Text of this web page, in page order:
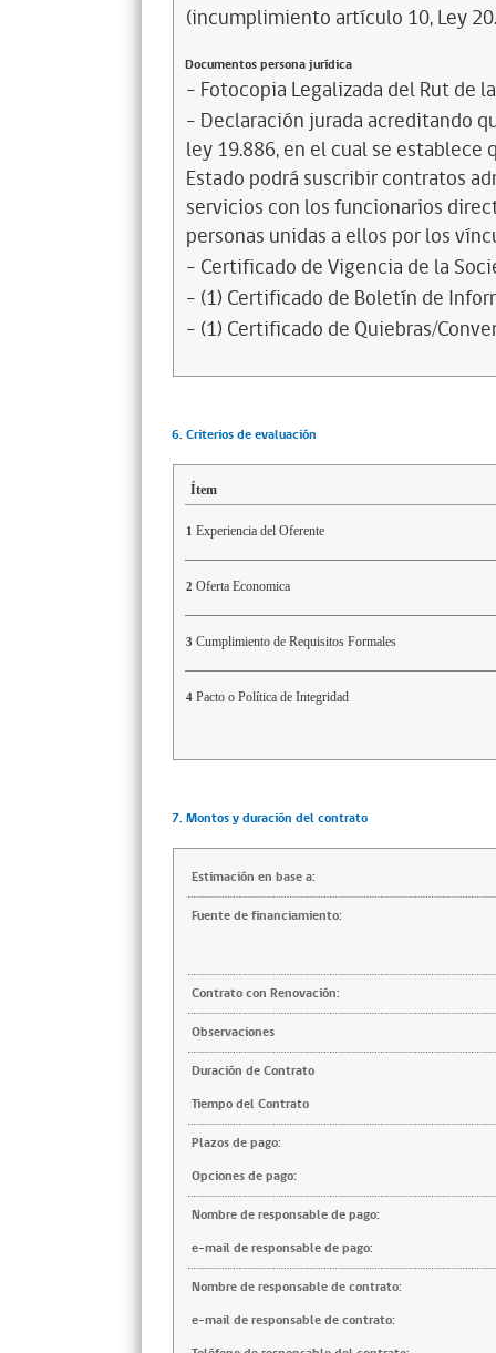
(incumplimiento artículo 10, Ley
Documentos persona jurídica
- Fotocopia Legalizada del Rut de
- Declaración jurada acreditando
ley 19.886, en el cual se
Estado podrá suscribir contratos
servicios con los funcionarios
personas unidas a ellos por los
- Certificado de Vigencia de la
- (1) Certificado de Boletín de
- (1) Certificado de Quiebras/
6. Criterios de evaluación
Ítem
1 Experiencia del Oferente
2 Oferta Economica
3 Cumplimiento de Requisitos Formales
4 Pacto o Política de Integridad
7. Montos y duración del contrato
Estimación en base a:
Fuente de financiamiento:
Contrato con Renovación:
Observaciones
Duración de Contrato
Tiempo del Contrato
Plazos de pago:
Opciones de pago:
Nombre de responsable de pago:
e-mail de responsable de pago:
Nombre de responsable de contrato:
e-mail de responsable de contrato: